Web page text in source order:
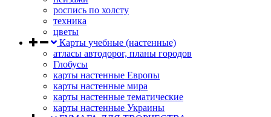
роспись по холсту
техника
цветы
Карты учебные (настенные)
атласы автодорог, планы городов
Глобусы
карты настенные Европы
карты настенные мира
карты настенные тематические
карты настенные Украины